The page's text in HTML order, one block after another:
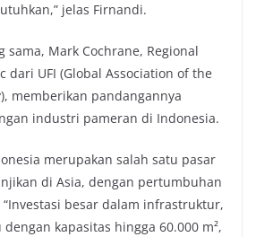
jelas Firnandi.
sama, Mark Cochrane, Regional
dari UFI (Global Association of the
memberikan pandangannya
industri pameran di Indonesia.
merupakan salah satu pasar
di Asia, dengan pertumbuhan
besar dalam infrastruktur,
kapasitas hingga 60.000 m²,